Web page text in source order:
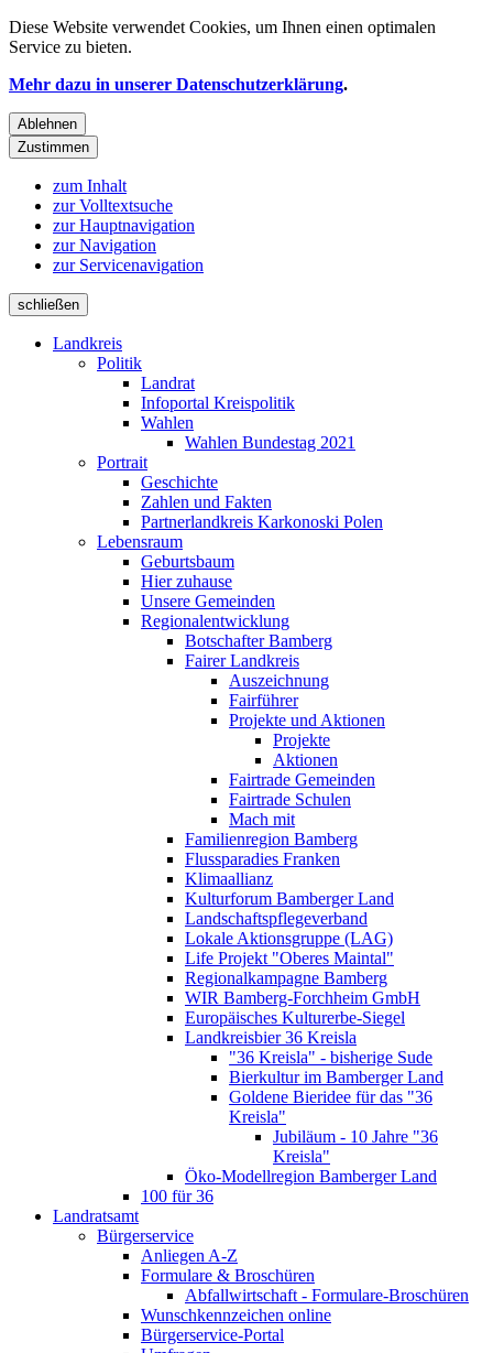
Diese Website verwendet Cookies, um Ihnen einen optimalen
Service zu bieten.
Mehr dazu in unserer Datenschutzerklärung.
Ablehnen
Zustimmen
zum Inhalt
zur Volltextsuche
zur Hauptnavigation
zur Navigation
zur Servicenavigation
schließen
Landkreis
Politik
Landrat
Infoportal Kreispolitik
Wahlen
Wahlen Bundestag 2021
Portrait
Geschichte
Zahlen und Fakten
Partnerlandkreis Karkonoski Polen
Lebensraum
Geburtsbaum
Hier zuhause
Unsere Gemeinden
Regionalentwicklung
Botschafter Bamberg
Fairer Landkreis
Auszeichnung
Fairführer
Projekte und Aktionen
Projekte
Aktionen
Fairtrade Gemeinden
Fairtrade Schulen
Mach mit
Familienregion Bamberg
Flussparadies Franken
Klimaallianz
Kulturforum Bamberger Land
Landschaftspflegeverband
Lokale Aktionsgruppe (LAG)
Life Projekt "Oberes Maintal"
Regionalkampagne Bamberg
WIR Bamberg-Forchheim GmbH
Europäisches Kulturerbe-Siegel
Landkreisbier 36 Kreisla
"36 Kreisla" - bisherige Sude
Bierkultur im Bamberger Land
Goldene Bieridee für das "36
Kreisla"
Jubiläum - 10 Jahre "36
Kreisla"
Öko-Modellregion Bamberger Land
100 für 36
Landratsamt
Bürgerservice
Anliegen A-Z
Formulare & Broschüren
Abfallwirtschaft - Formulare-Broschüren
Wunschkennzeichen online
Bürgerservice-Portal